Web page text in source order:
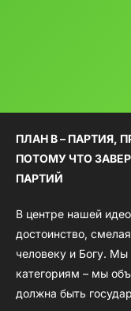
ПЛАН B – ПАРТИЯ,
ПОТОМУ ЧТО
ПАРТИЙ
В центре нашей
достоинство,
человеку и Богу.
категориям – мы
должна быть